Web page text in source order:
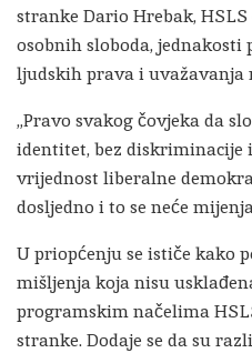
stranke Dario Hrebak,
osobnih sloboda, jednakosti
ljudskih prava i uvažavanja
„Pravo svakog čovjeka da
identitet, bez diskriminacije
vrijednost liberalne
dosljedno i to se neće
U priopćenju se ističe kako
mišljenja koja nisu
programskim načelima
stranke. Dodaje se da su